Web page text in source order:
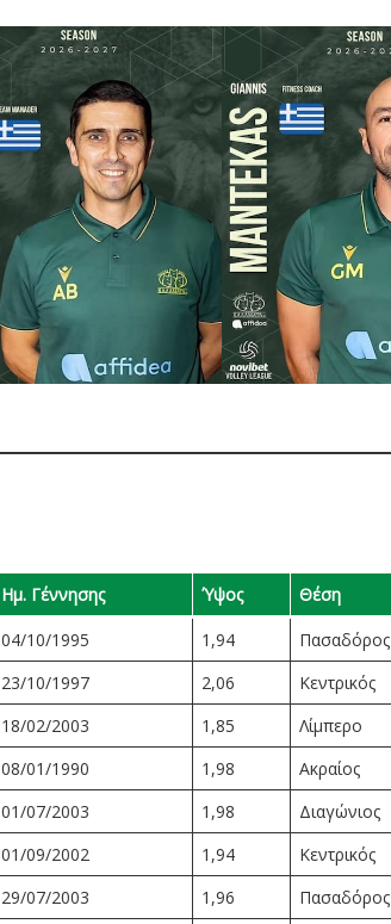
Ημ. Γέννησης Ύψος Θέση
04/10/1995 1,94 Πασαδόρος
23/10/1997 2,06 Κεντρικός
18/02/2003 1,85 Λίμπερο
08/01/1990 1,98 Ακραίος
01/07/2003 1,98 Διαγώνιος
01/09/2002 1,94 Κεντρικός
29/07/2003 1,96 Πασαδόρος